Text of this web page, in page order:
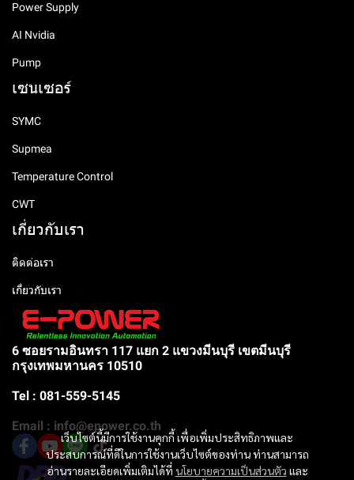
เว็บไซต์นี้มีการใช้งานคุกกี้ เพื่อเพิ่มประสิทธิภาพและ
ประสบการณ์ที่ดีในการใช้งานเว็บไซต์ของท่าน ท่านสามารถ
อ่านรายละเอียดเพิ่มเติมได้ที่ นโยบายความเป็นส่วนตัว และ
Power Supply
AI Nvidia
Pump
เซนเซอร์
SYMC
Supmea
Temperature Control
CWT
เกี่ยวกับเรา
ติดต่อเรา
เกี่ยวกับเรา
6 ซอยรามอินทรา 117 แยก 2 แขวงมีนบุรี เขตมีนบุรี
กรุงเทพมหานคร 10510
Tel : 081-559-5145
Email : info@epower.co.th